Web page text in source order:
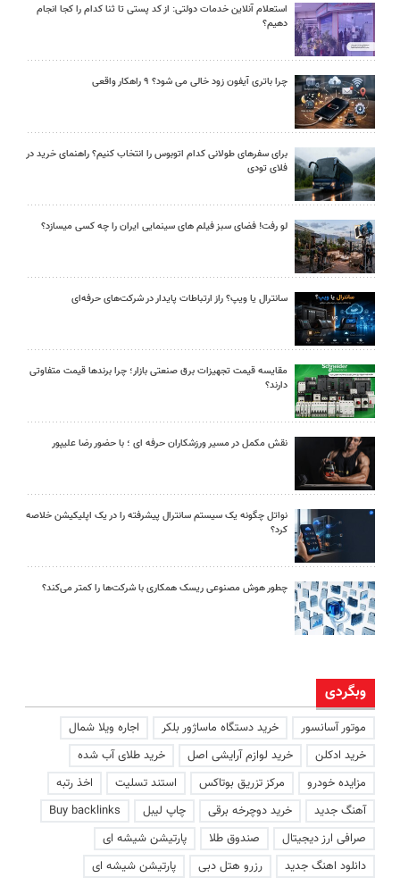
استعلام آنلاین خدمات دولتی: از کد پستی تا ثنا کدام را کجا انجام
دهیم؟
چرا باتری آیفون زود خالی می شود؟ ۹ راهکار واقعی
برای سفرهای طولانی کدام اتوبوس را انتخاب کنیم؟ راهنمای خرید در
فلای تودی
لو رفت! فضای سبز فیلم های سینمایی ایران را چه کسی میسازد؟
سانترال یا ویپ؟ راز ارتباطات پایدار در شرکت‌های حرفه‌ای
مقایسه قیمت تجهیزات برق صنعتی بازار؛ چرا برندها قیمت متفاوتی
دارند؟
نقش مکمل در مسیر ورزشکاران حرفه ای ؛ با حضور رضا علیپور
نواتل چگونه یک سیستم سانترال پیشرفته را در یک اپلیکیشن خلاصه
کرد؟
چطور هوش مصنوعی ریسک همکاری با شرکت‌ها را کمتر می‌کند؟
وبگردی
موتور آسانسور خرید دستگاه ماساژور بلکر
اجاره ویلا شمال
خرید ادکلن
خرید لوازم آرایشی اصل
خرید طلای آب شده
مزایده خودرو
مرکز تزریق بوتاکس استند تسلیت
اخذ رتبه
آهنگ جدید
خرید دوچرخه برقی چاپ لیبل
Buy backlinks
صرافی ارز دیجیتال
صندوق طلا
پارتیشن شیشه ای
دانلود اهنگ جدید
رزرو هتل دبی پارتیشن شیشه ای